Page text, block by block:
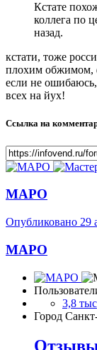
Кстате
коллега по
назад.
кстати, тоже
плохим обжимом,
если не
всех на йух!
Ссылка на
МАРО
Опубликовано 29
МАРО
3,8 тыс
Город